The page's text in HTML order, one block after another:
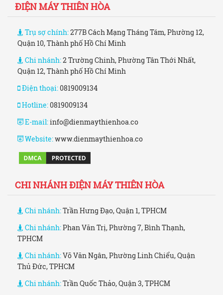
ĐIỆN MÁY THIÊN HÒA
Trụ sợ chính:277B Cách Mạng Tháng Tám, Phường 12,
Quận 10, Thành phố Hồ Chí Minh
Chi nhánh:2 Trường Chinh, Phường Tân Thới Nhất,
Quận 12, Thành phố Hồ Chí Minh
Điện thoại:0819009134
Hotline:0819009134
E-mail:info@dienmaythienhoa.co
Website:www.dienmaythienhoa.co
CHI NHÁNH ĐIỆN MÁY THIÊN HÒA
Chi nhánh:Trần Hưng Đạo, Quận 1, TPHCM
Chi nhánh:Phan Văn Trị, Phường 7, Bình Thạnh,
TPHCM
Chi nhánh:Võ Văn Ngân, Phường Linh Chiểu, Quận
Thủ Đức, TPHCM
Chi nhánh:Trần Quốc Thảo, Quận 3, TPHCM